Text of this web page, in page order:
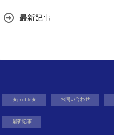
最新記事
★profile★ お問い合わせ
最新記事